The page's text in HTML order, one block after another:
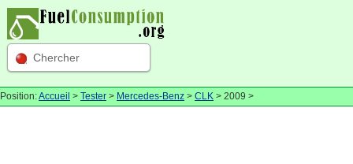
Chercher
Position:Accueil > Tester > Mercedes-Benz > CLK > 2009 >